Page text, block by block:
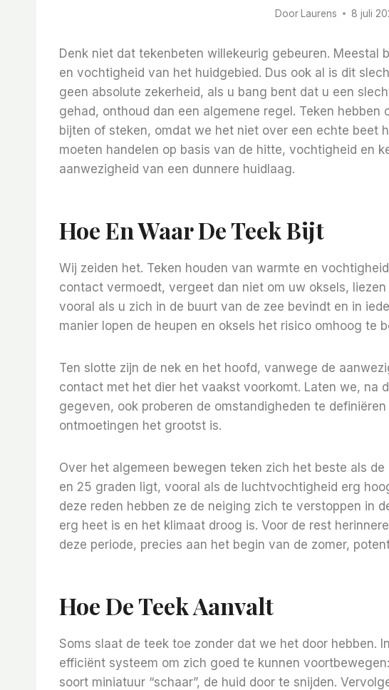
Door Laurens 8 juli
Denk niet dat tekenbeten willekeurig gebeuren. Meestal
en vochtigheid van het huidgebied. Dus ook al is dit
geen absolute zekerheid, als u bang bent dat u een
gehad, onthoud dan een algemene regel. Teken hebben
bijten of steken, omdat we het niet over een echte beet
moeten handelen op basis van de hitte, vochtigheid en
aanwezigheid van een dunnere huidlaag.
Hoe En Waar De Teek Bijt
Wij zeiden het. Teken houden van warmte en
contact vermoedt, vergeet dan niet om uw oksels,
vooral als u zich in de buurt van de zee bevindt en in
manier lopen de heupen en oksels het risico omhoog te
Ten slotte zijn de nek en het hoofd, vanwege de
contact met het dier het vaakst voorkomt. Laten we, na
gegeven, ook proberen de omstandigheden te
ontmoetingen het grootst is.
Over het algemeen bewegen teken zich het beste als
en 25 graden ligt, vooral als de luchtvochtigheid erg
deze reden hebben ze de neiging zich te verstoppen in
erg heet is en het klimaat droog is. Voor de rest
deze periode, precies aan het begin van de zomer,
Hoe De Teek Aanvalt
Soms slaat de teek toe zonder dat we het door hebben.
efficiënt systeem om zich goed te kunnen
soort miniatuur “schaar”, de huid door te snijden.